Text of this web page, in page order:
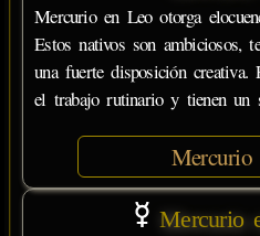
Mercurio en Leo otorga
Estos nativos son ambiciosos,
una fuerte disposición creativa.
el trabajo rutinario y tienen un
Mercurio